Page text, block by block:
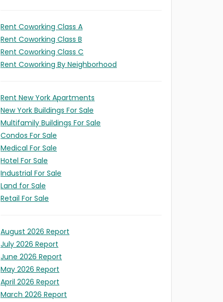
Rent Coworking Class A
Rent Coworking Class B
Rent Coworking Class C
Rent Coworking By Neighborhood
Rent New York Apartments
New York Buildings For Sale
Multifamily Buildings For Sale
Condos For Sale
Medical For Sale
Hotel For Sale
Industrial For Sale
Land for Sale
Retail For Sale
August 2026 Report
July 2026 Report
June 2026 Report
May 2026 Report
April 2026 Report
March 2026 Report